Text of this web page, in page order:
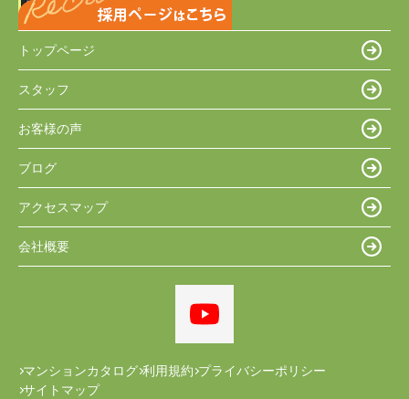
トップページ
スタッフ
お客様の声
ブログ
アクセスマップ
会社概要
マンションカタログ 利用規約 プライバシーポリシー
サイトマップ